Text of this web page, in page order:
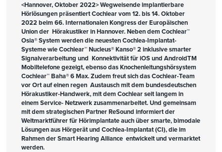
<Hannover, Oktober 2022> Wegweisende implantierbare
Hörlösungen präsentiert Cochlear vom 12. bis 14. Oktober
2022 beim 66. Internationalen Kongress der Europäischen
Union der Hörakustiker in Hannover. Neben dem Cochlear™
Osia® System werden die neuesten Cochlea-Implantat-
Systeme wie Cochlear™ Nucleus® Kanso® 2 inklusive smarter
Signalverarbeitung und Konnektivität für iOS und AndroidTM
Mobiltelefone gezeigt, ebenso das Knochenleitungshörsystem
Cochlear™ Baha® 6 Max. Zudem freut sich das Cochlear-Team
vor Ort auf einen regen Austausch mit dem bundesdeutschen
Hörakustiker-Handwerk, mit dem Cochlear seit langem in
einem Service- Netzwerk zusammenarbeitet. Und gemeinsam
mit dem strategischen Partner ReSound informiert der
Weltmarktführer für Hörimplantate auch über smarte, bimodale
Lösungen aus Hörgerät und Cochlea-Implantat (CI), die im
Rahmen der Smart Hearing Alliance entwickelt und vermarktet
werden.